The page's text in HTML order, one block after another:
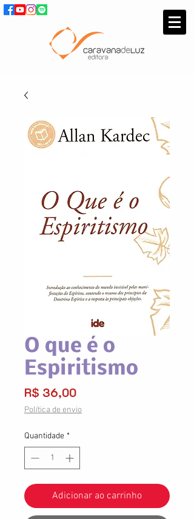
O que é o
Espiritismo
R$ 36,00Preço
Política de envio
Quantidade *
Adicionar ao carrinho